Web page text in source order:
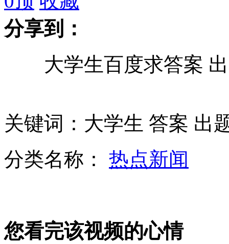
汕头致14死纵火案嫌犯称不后悔
汕头纵火案亲历者讲述事发惊魂一刻
拍客：跑车警车前疯狂漂移挑衅警察
独行大盗锁定高端小区 获利近百万
分享到：
大学生百度求答案 出
关键词：大学生 答案 出
分类名称： 热点新闻
您看完该视频的心情